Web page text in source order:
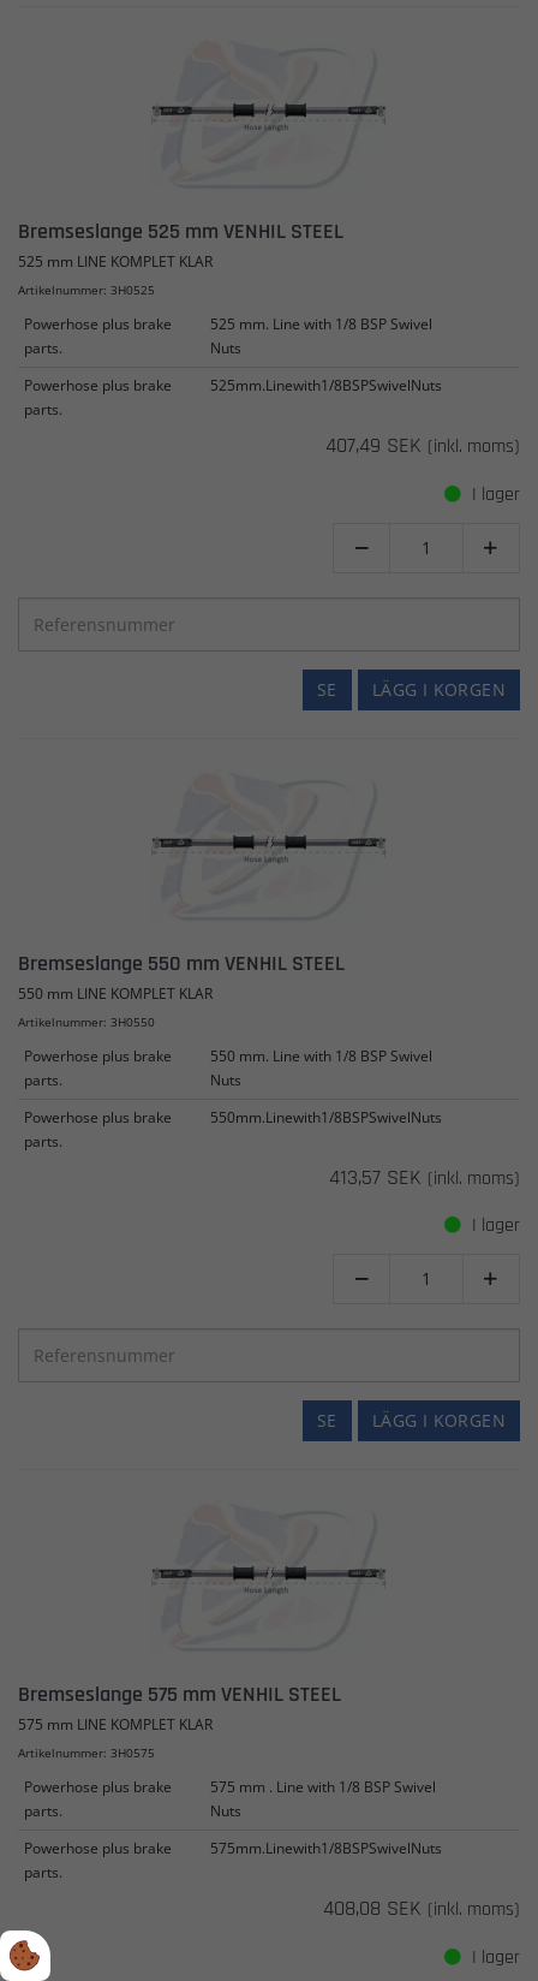
Bremseslange 525 mm VENHIL STEEL
525 mm LINE KOMPLET KLAR
Artikelnummer: 3H0525
Powerhose plus brake
parts.
525 mm. Line with 1/8 BSP Swivel
Nuts
Powerhose plus brake
parts.
525mm.Linewith1/8BSPSwivelNuts
407,49 SEK (inkl. moms)
I lager
 
LÄGG I KORGEN
SE
Bremseslange 550 mm VENHIL STEEL
550 mm LINE KOMPLET KLAR
Artikelnummer: 3H0550
Powerhose plus brake
parts.
550 mm. Line with 1/8 BSP Swivel
Nuts
Powerhose plus brake
parts.
550mm.Linewith1/8BSPSwivelNuts
413,57 SEK (inkl. moms)
I lager
 
LÄGG I KORGEN
SE
Bremseslange 575 mm VENHIL STEEL
575 mm LINE KOMPLET KLAR
Artikelnummer: 3H0575
Powerhose plus brake
parts.
575 mm . Line with 1/8 BSP Swivel
Nuts
Powerhose plus brake
parts.
575mm.Linewith1/8BSPSwivelNuts
408,08 SEK (inkl. moms)
I lager